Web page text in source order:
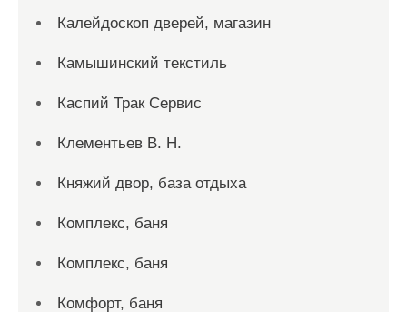
Калейдоскоп дверей, магазин
Камышинский текстиль
Каспий Трак Сервис
Клементьев В. Н.
Княжий двор, база отдыха
Комплекс, баня
Комплекс, баня
Комфорт, баня